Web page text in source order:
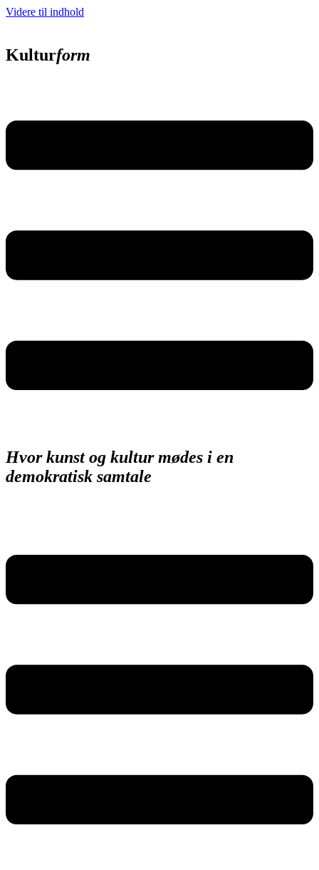
Videre til indhold
Kulturform
Hvor kunst og kultur mødes i en
demokratisk samtale